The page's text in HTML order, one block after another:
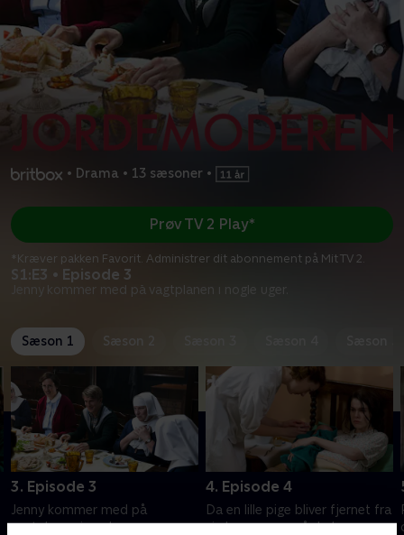
• Drama • 13 sæsoner •
S1:E3 • Episode 3
Jenny kommer med på vagtplanen i nogle uger.
Prøv TV 2 Play*
*Kræver pakken Favorit. Administrer dit abonnement på Mit TV 2.
Sæson 1 Sæson 2
3. Episode 3
Jenny kommer med på
vagtplanen i nogle uger.
4. Episode 4
Da en lille pige bliver fjernet fra
sin barnevogn, går hele